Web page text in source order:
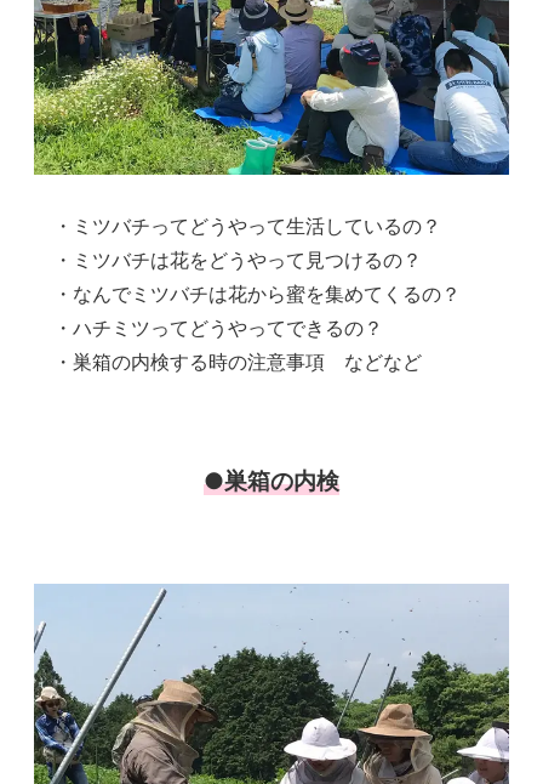
・ミツバチってどうやって生活しているの？
・ミツバチは花をどうやって見つけるの？
・なんでミツバチは花から蜜を集めてくるの？
・ハチミツってどうやってできるの？
・巣箱の内検する時の注意事項 などなど
●巣箱の内検